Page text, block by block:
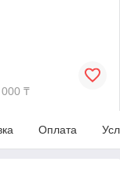
₸
Оплата